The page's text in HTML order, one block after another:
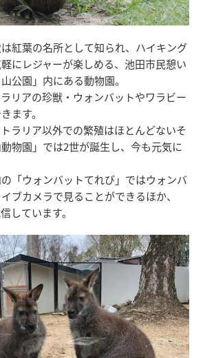
紅葉の名所として知られ、ハイキング
にレジャーが楽しめる、池田市民憩い
公園」内にある動物園。
リアの珍獣・ウォンバットやワラビー
ます。
ラリア以外での繁殖はほとんどないそ
物園」では2世が誕生し、今も元気に
「ウォンバットてれび」ではウォンバ
ブカメラで見ることができるほか、
しています。